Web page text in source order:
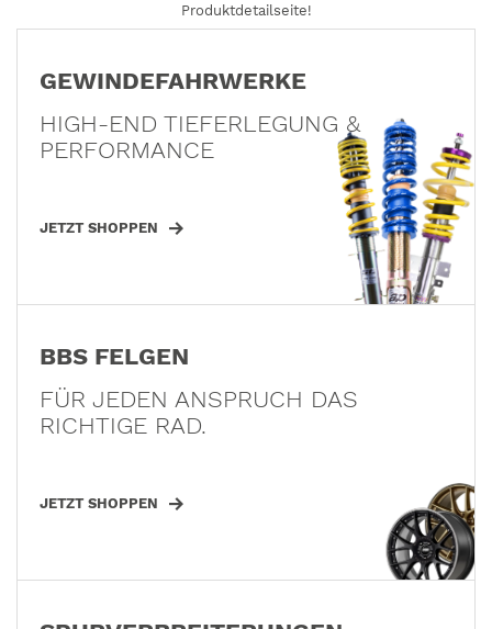
Produktdetailseite!
GEWINDEFAHRWERKE
HIGH-END TIEFERLEGUNG &
PERFORMANCE
JETZT SHOPPEN
BBS FELGEN
FÜR JEDEN ANSPRUCH DAS
RICHTIGE RAD.
JETZT SHOPPEN